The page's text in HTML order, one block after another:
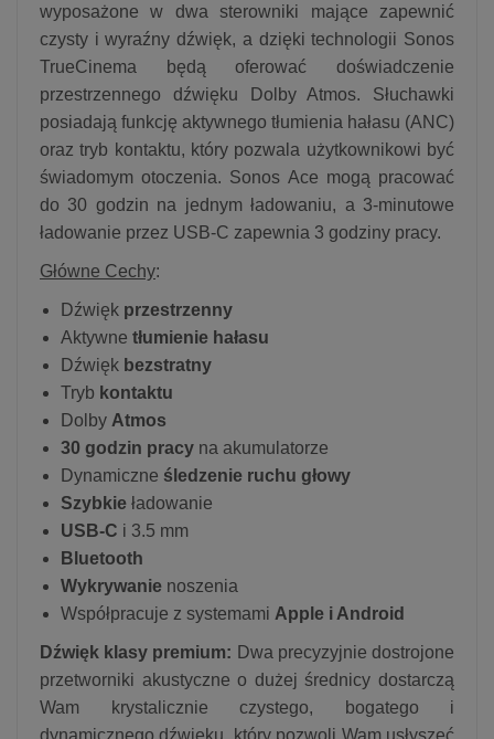
wyposażone w dwa sterowniki mające zapewnić
czysty i wyraźny dźwięk, a dzięki technologii Sonos
TrueCinema będą oferować doświadczenie
przestrzennego dźwięku Dolby Atmos. Słuchawki
posiadają funkcję aktywnego tłumienia hałasu (ANC)
oraz tryb kontaktu, który pozwala użytkownikowi być
świadomym otoczenia. Sonos Ace mogą pracować
do 30 godzin na jednym ładowaniu, a 3-minutowe
ładowanie przez USB-C zapewnia 3 godziny pracy.
Główne Cechy:
Dźwięk przestrzenny
Aktywne tłumienie hałasu
Dźwięk bezstratny
Tryb kontaktu
Dolby Atmos
30 godzin pracy na akumulatorze
Dynamiczne śledzenie ruchu głowy
Szybkie ładowanie
USB-C i 3.5 mm
Bluetooth
Wykrywanie noszenia
Współpracuje z systemami Apple i Android
Dźwięk klasy premium: Dwa precyzyjnie dostrojone
przetworniki akustyczne o dużej średnicy dostarczą
Wam krystalicznie czystego, bogatego i
dynamicznego dźwięku, który pozwoli Wam usłyszeć